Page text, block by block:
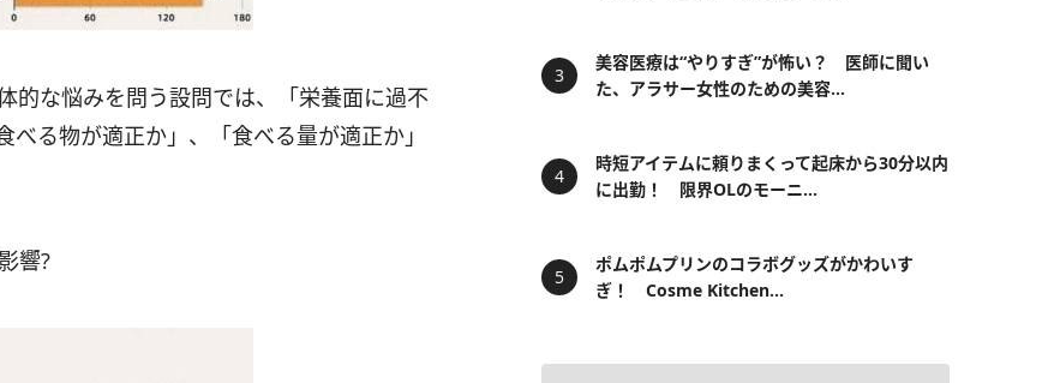
的な悩みを問う設問では、「栄養面に過不
る物が適正か」、「食べる量が適正か」
響?
美容医療は“やりすぎ”が怖い？ 医師に聞い
た、アラサー女性のための美容...
時短アイテムに頼りまくって起床から30分以内
に出勤！ 限界OLのモーニ...
ポムポムプリンのコラボグッズがかわいす
ぎ！ Cosme Kitchen...